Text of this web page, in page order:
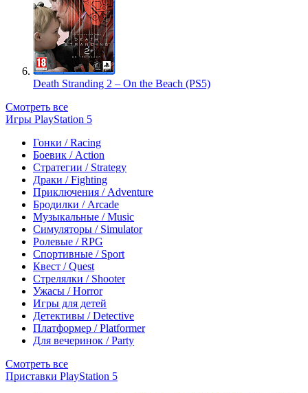
Death Stranding 2 – On the Beach (PS5)
Смотреть все
Игры PlayStation 5
Гонки / Racing
Боевик / Action
Стратегии / Strategy
Драки / Fighting
Приключения / Adventure
Бродилки / Arcade
Музыкальные / Music
Симуляторы / Simulator
Ролевые / RPG
Спортивные / Sport
Квест / Quest
Стрелялки / Shooter
Ужасы / Horror
Игры для детей
Детективы / Detective
Платформер / Platformer
Для вечеринок / Party
Смотреть все
Приставки PlayStation 5